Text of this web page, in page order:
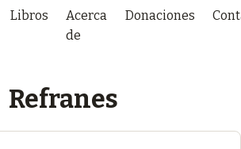
Libros
Acerca
de
Donaciones
Refranes